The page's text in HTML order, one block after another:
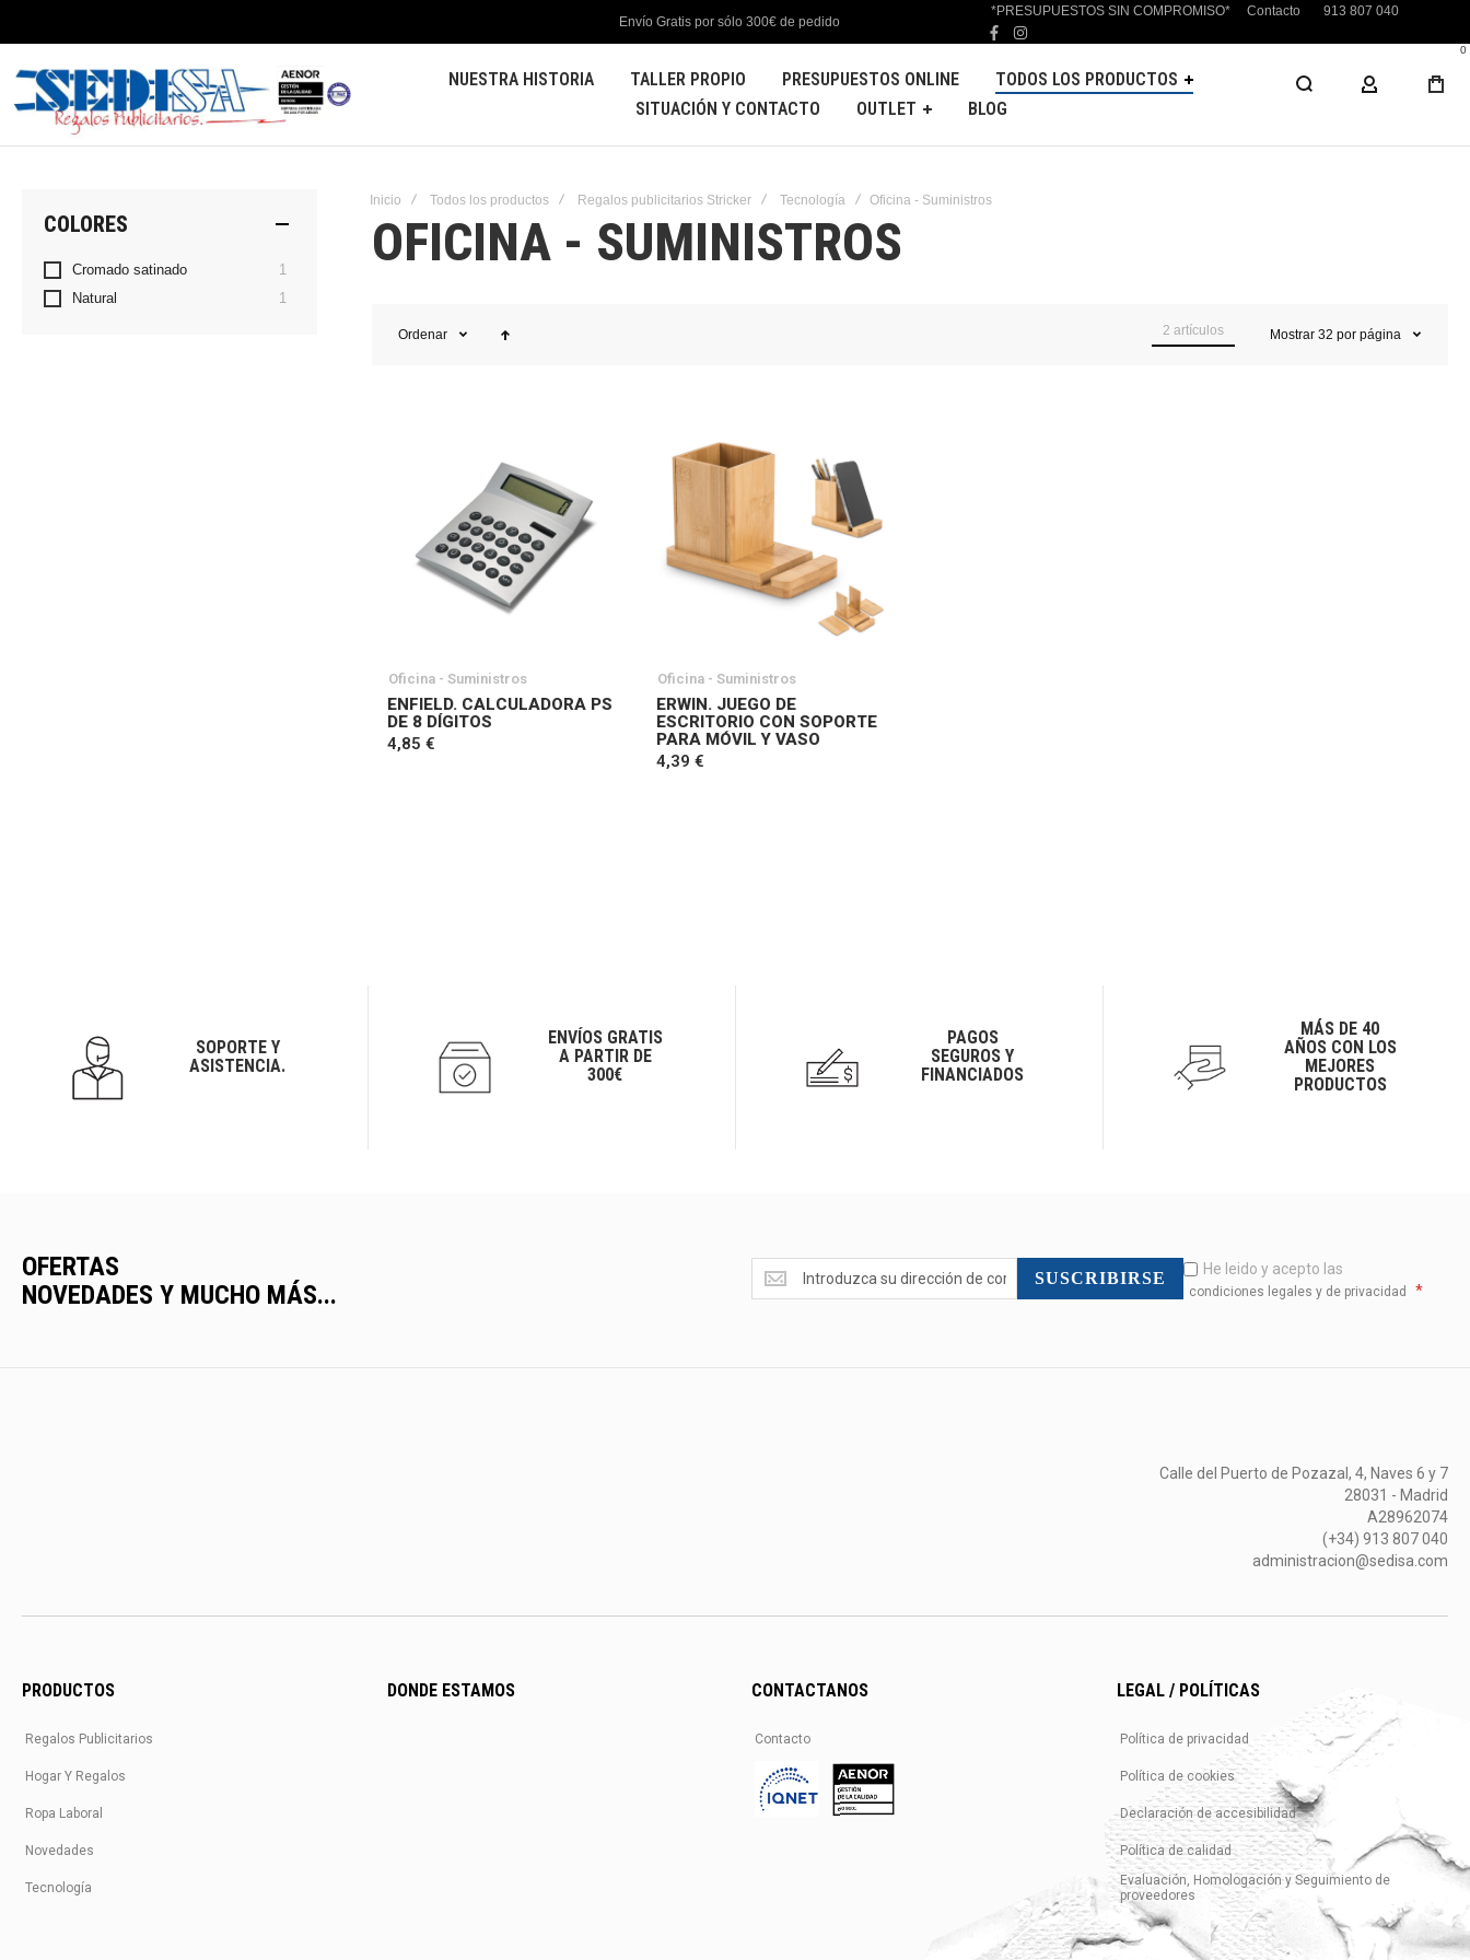
Envío Gratis por sólo 300€ de pedido
*PRESUPUESTOS SIN COMPROMISO* Contacto 913 807 040
facebook
instagram
NUESTRA HISTORIA TALLER PROPIO PRESUPUESTOS ONLINE
TODOS LOS PRODUCTOS
SITUACIÓN Y CONTACTO
OUTLET BLOG
MI CUENTA
0
Inicio Todos los productos Regalos publicitarios Stricker Tecnología Oficina - Suministros
OFICINA - SUMINISTROS
Ordenar 2 artículos Mostrar 32 por página
Oficina - Suministros
ENFIELD. CALCULADORA PS
DE 8 DÍGITOS
4,85 €
Oficina - Suministros
ERWIN. JUEGO DE
ESCRITORIO CON SOPORTE
PARA MÓVIL Y VASO
4,39 €
COLORES
Cromado satinado 1
Natural
1
SOPORTE Y
ASISTENCIA.
ENVÍOS GRATIS
A PARTIR DE
300€
PAGOS
SEGUROS Y
FINANCIADOS
MÁS DE 40
AÑOS CON LOS
MEJORES
PRODUCTOS
OFERTAS
NOVEDADES Y MUCHO MÁS...
Ofertas
<br>Novedades
SUSCRIBIRSE He leido y acepto las
condiciones legales y de privacidad *
Calle del Puerto de Pozazal, 4, Naves 6 y 7
28031 - Madrid
A28962074
(+34) 913 807 040
administracion@sedisa.com
PRODUCTOS
Regalos Publicitarios
Hogar Y Regalos
Ropa Laboral
Novedades
Tecnología
DONDE ESTAMOS CONTACTANOS
Contacto
LEGAL / POLÍTICAS
Política de privacidad
Política de cookies
Declaración de accesibilidad
Política de calidad
Evaluación, Homologación y Seguimiento de
proveedores